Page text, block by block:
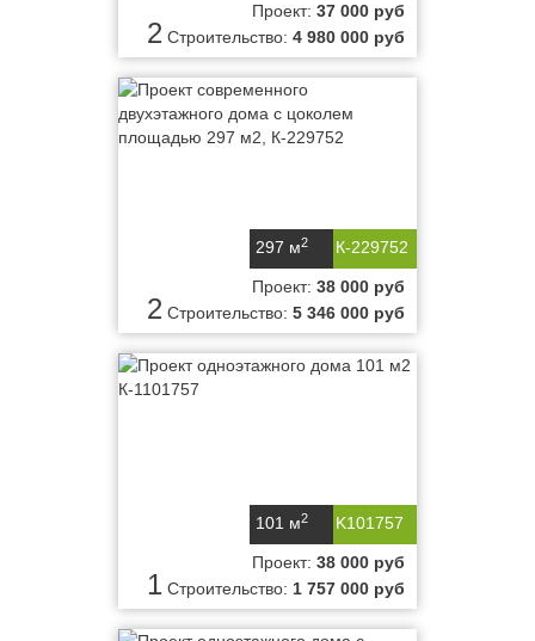
2
Проект: 37 000 руб
Строительство: 4 980 000 руб
К-229752
297 м2
2
Проект: 38 000 руб
Строительство: 5 346 000 руб
K101757
101 м2
1
Проект: 38 000 руб
Строительство: 1 757 000 руб